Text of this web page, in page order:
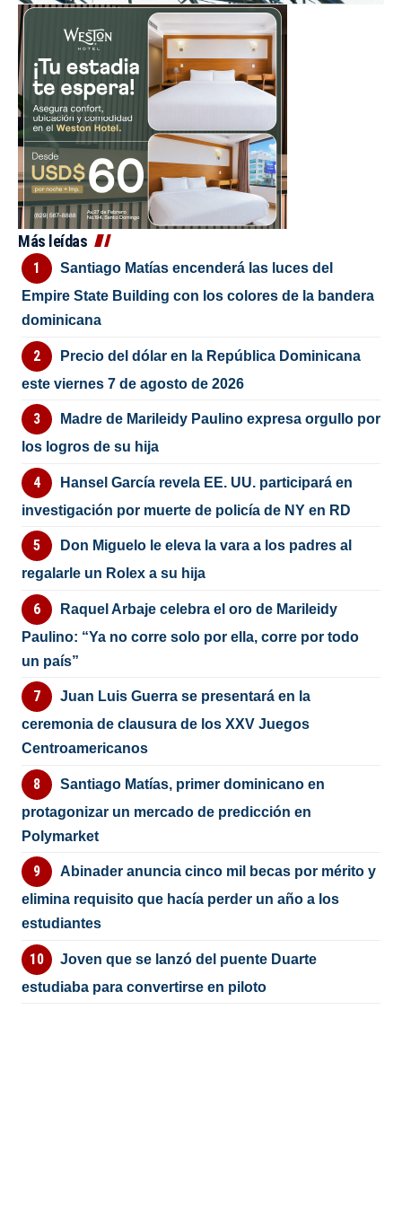
Más leídas
Santiago Matías encenderá las luces del
Empire State Building con los colores de la bandera
dominicana
Precio del dólar en la República Dominicana
este viernes 7 de agosto de 2026
Madre de Marileidy Paulino expresa orgullo por
los logros de su hija
Hansel García revela EE. UU. participará en
investigación por muerte de policía de NY en RD
Don Miguelo le eleva la vara a los padres al
regalarle un Rolex a su hija
Raquel Arbaje celebra el oro de Marileidy
Paulino: “Ya no corre solo por ella, corre por todo
un país”
Juan Luis Guerra se presentará en la
ceremonia de clausura de los XXV Juegos
Centroamericanos
Santiago Matías, primer dominicano en
protagonizar un mercado de predicción en
Polymarket
Abinader anuncia cinco mil becas por mérito y
elimina requisito que hacía perder un año a los
estudiantes
Joven que se lanzó del puente Duarte
estudiaba para convertirse en piloto